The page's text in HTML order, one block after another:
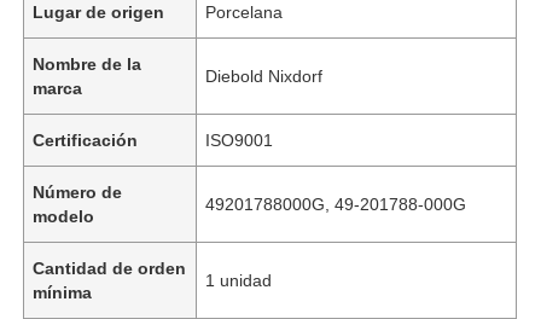
Lugar de origen Porcelana
Nombre de la
marca
Diebold Nixdorf
Certificación ISO9001
Número de
modelo
49201788000G, 49-201788-000G
Cantidad de orden
mínima
1 unidad